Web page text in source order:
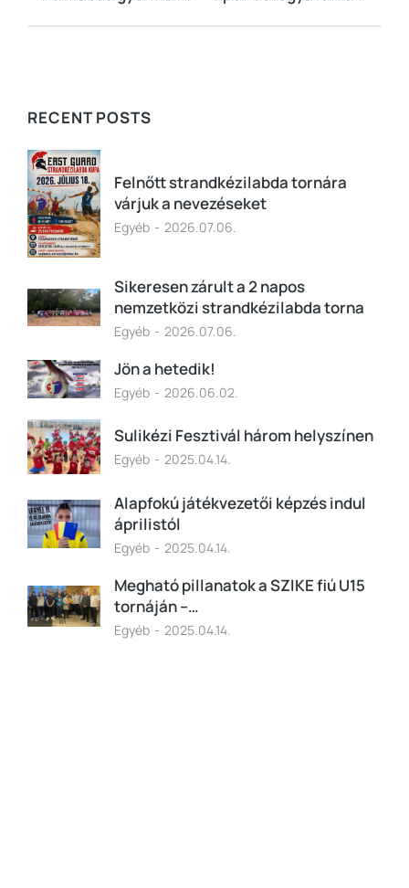
RECENT POSTS
Felnőtt strandkézilabda tornára
várjuk a nevezéseket
Egyéb 2026.07.06.
Sikeresen zárult a 2 napos
nemzetközi strandkézilabda torna
Egyéb 2026.07.06.
Jön a hetedik!
Egyéb 2026.06.02.
Sulikézi Fesztivál három helyszínen
Egyéb 2025.04.14.
Alapfokú játékvezetői képzés indul
áprilistól
Egyéb 2025.04.14.
Megható pillanatok a SZIKE fiú U15
tornáján –…
Egyéb 2025.04.14.